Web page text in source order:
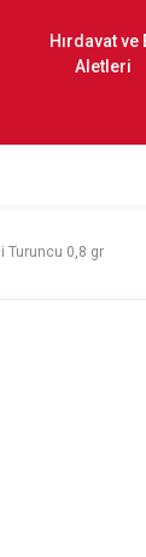
Hırdavat ve
Aletleri
Turuncu 0,8 gr